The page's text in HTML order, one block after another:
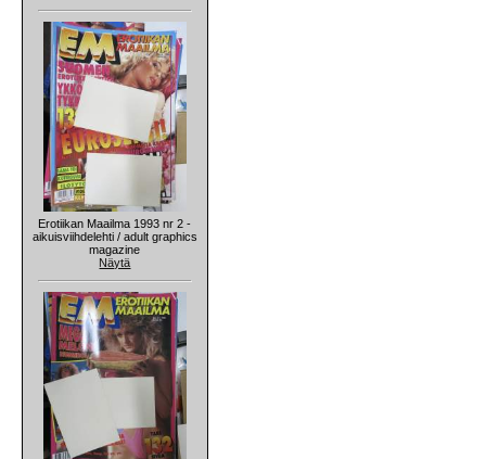
Erotiikan Maailma 1993 nr 2 -
aikuisviihdelehti / adult graphics
magazine
Näytä